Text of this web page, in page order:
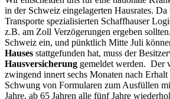
in der Schweiz eingelagerten Hausrates.
Transporte spezialisierten Schaffhauser
z.B. am Zoll Verzögerungen ergeben
Schweiz ein, und pünktlich Mitte Juli
Hauses stattgefunden hat, muss der
Hausversicherung gemeldet werden. Der
zwingend innert sechs Monaten nach
Schwung von Formularen zum Ausfüllen
Jahre, ab 65 Jahren alle fünf Jahre